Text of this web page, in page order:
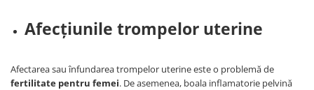
Afecțiunile trompelor uterine
Afectarea sau înfundarea trompelor uterine este o problemă de
fertilitate pentru femei. De asemenea, boala inflamatorie pelvină